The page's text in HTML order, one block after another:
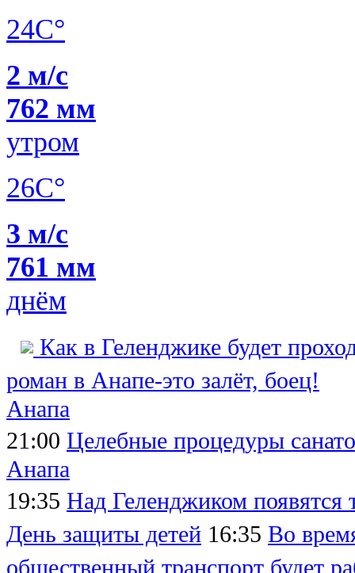
24C°
2 м/с
762 мм
утром
26C°
3 м/с
761 мм
днём
Как в Геленджике будет
роман в Анапе-это залёт, боец!
Анапа
21:00 Целебные процедуры
Анапа
19:35 Над Геленджиком появятся
День защиты детей 16:35 Во
общественный транспорт будет